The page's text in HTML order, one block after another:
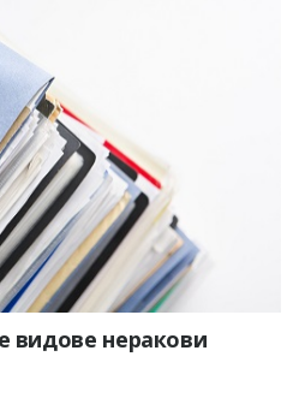
видове неракови